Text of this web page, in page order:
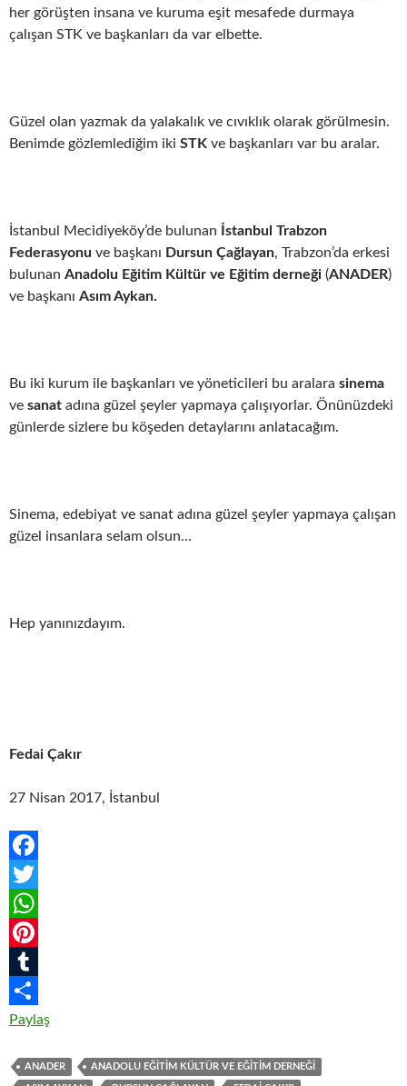
her görüşten insana ve kuruma eşit mesafede durmaya
çalışan STK ve başkanları da var elbette.
Güzel olan yazmak da yalakalık ve cıvıklık olarak görülmesin.
Benimde gözlemlediğim iki STK ve başkanları var bu aralar.
İstanbul Mecidiyeköy’de bulunan
İstanbul Trabzon
Federasyonu ve başkanı Dursun Çağlayan, Trabzon’da erkesi
bulunan Anadolu Eğitim Kültür ve Eğitim derneği (ANADER)
ve başkanı Asım Aykan.
Bu iki kurum ile başkanları ve yöneticileri bu aralara sinema
ve sanat adına güzel şeyler yapmaya çalışıyorlar. Önünüzdeki
günlerde sizlere bu köşeden detaylarını anlatacağım.
Sinema, edebiyat ve sanat adına güzel şeyler yapmaya çalışan
güzel insanlara selam olsun…
Hep yanınızdayım.
Fedai Çakır
27 Nisan 2017, İstanbul
F
a
c
b
o
k
T
w
t
W
a
t
A
P
n
e
T
u
b
Paylaş
ANADER ANADOLU EĞITIM KÜLTÜR VE EĞITIM DERNEĞI